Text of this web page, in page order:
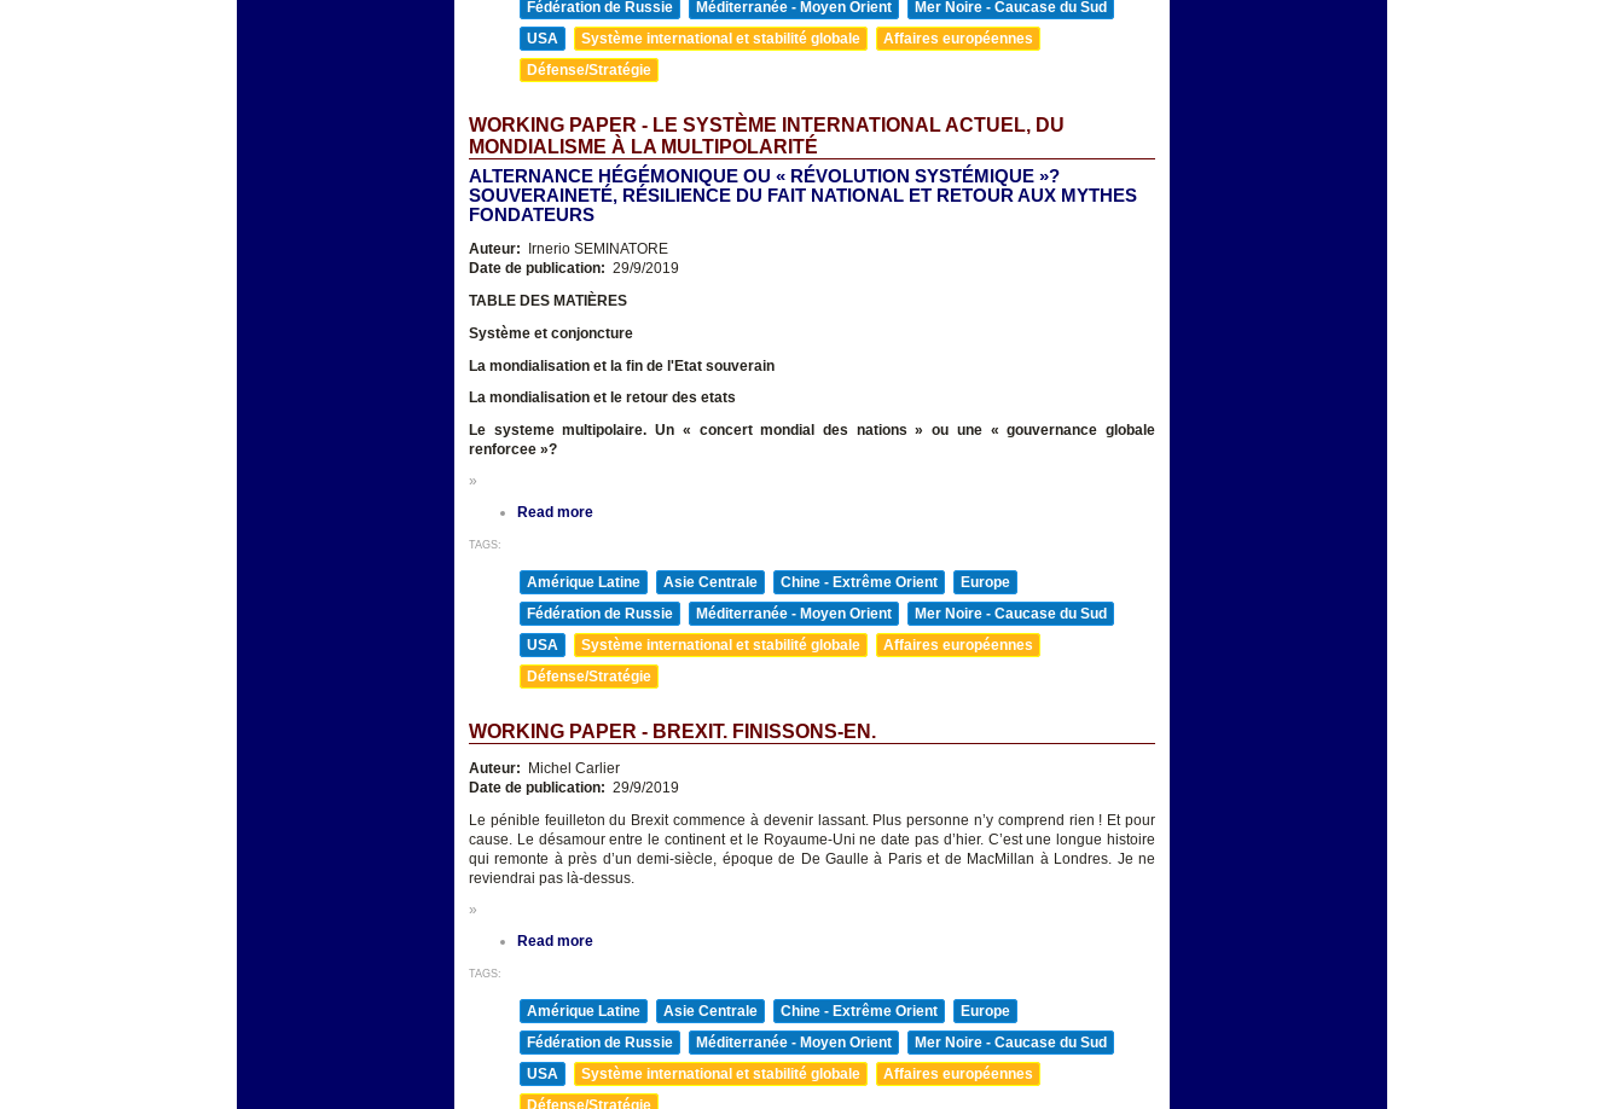
Fédération de Russie
Méditerranée - Moyen Orient
Mer Noire - Caucase du Sud
USA
Système international et stabilité globale
Affaires européennes
Défense/Stratégie
WORKING PAPER - LE SYSTÈME INTERNATIONAL ACTUEL, DU
MONDIALISME À LA MULTIPOLARITÉ
ALTERNANCE HÉGÉMONIQUE OU « RÉVOLUTION SYSTÉMIQUE »?
SOUVERAINETÉ, RÉSILIENCE DU FAIT NATIONAL ET RETOUR AUX MYTHES
FONDATEURS
Auteur:
Irnerio SEMINATORE
Date de publication: 29/9/2019
TABLE DES MATIÈRES
Système et conjoncture
La mondialisation et la fin de l'Etat souverain
La mondialisation et le retour des etats
Le systeme multipolaire. Un « concert mondial des nations » ou une « gouvernance globale
renforcee »?
»
Read more
TAGS:
Amérique Latine Asie Centrale Chine - Extrême Orient
Europe
Fédération de Russie
Méditerranée - Moyen Orient
Mer Noire - Caucase du Sud
USA
Système international et stabilité globale
Affaires européennes
Défense/Stratégie
WORKING PAPER - BREXIT. FINISSONS-EN.
Auteur:
Michel Carlier
Date de publication: 29/9/2019
Le pénible feuilleton du Brexit commence à devenir lassant. Plus personne n’y comprend rien ! Et pour
cause. Le désamour entre le continent et le Royaume-Uni ne date pas d’hier. C’est une longue histoire
qui remonte à près d’un demi-siècle, époque de De Gaulle à Paris et de MacMillan à Londres. Je ne
reviendrai pas là-dessus.
»
Read more
TAGS:
Amérique Latine Asie Centrale Chine - Extrême Orient
Europe
Fédération de Russie
Méditerranée - Moyen Orient
Mer Noire - Caucase du Sud
USA
Système international et stabilité globale
Affaires européennes
Défense/Stratégie